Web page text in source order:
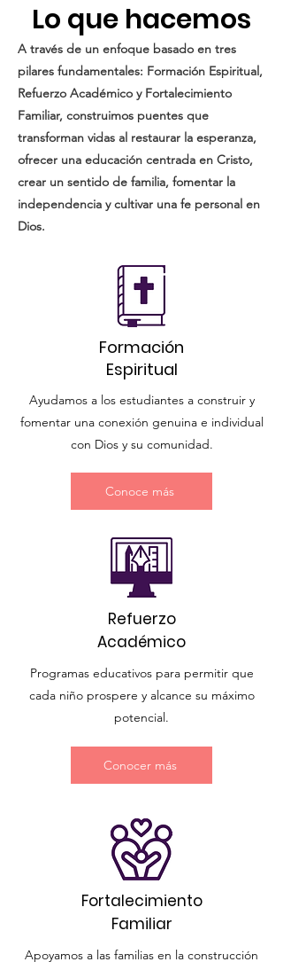
Lo que hacemos
A través de un enfoque basado en tres
pilares fundamentales: Formación Espiritual,
Refuerzo Académico y Fortalecimiento
Familiar, construimos puentes que
transforman vidas al restaurar la esperanza,
ofrecer una educación centrada en Cristo,
crear un sentido de familia, fomentar la
independencia y cultivar una fe personal en
Dios.
Formación
Espiritual
Ayudamos a los estudiantes a construir y
fomentar una conexión genuina e individual
con Dios y su comunidad.
Conoce más
Refuerzo
Académico
Programas educativos para permitir que
cada niño prospere y alcance su máximo
potencial.
Conocer más
Fortalecimiento
Familiar
Apoyamos a las familias en la construcción